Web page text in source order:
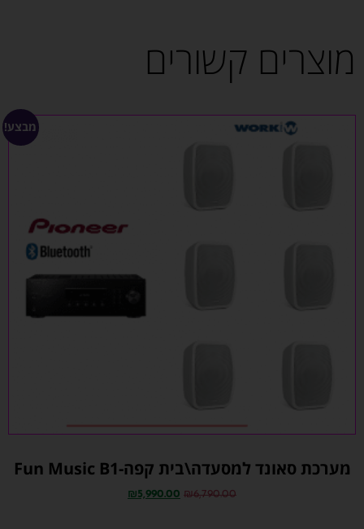
מוצרים קשורים
מבצע!
מערכת סאונד למסעדה\בית קפה-Fun Music B1
₪6,790.00
₪5,990.00